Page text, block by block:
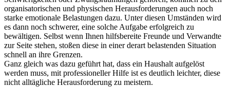
organisatorischen und physischen Herausforderungen auch noch
starke emotionale Belastungen dazu. Unter diesen Umständen wird
es dann noch schwerer, eine solche Aufgabe erfolgreich zu
bewältigen. Selbst wenn Ihnen hilfsbereite Freunde und Verwandte
zur Seite stehen, stoßen diese in einer derart belastenden Situation
schnell an ihre Grenzen.
Ganz gleich was dazu geführt hat, dass ein Haushalt aufgelöst
werden muss, mit professioneller Hilfe ist es deutlich leichter, diese
nicht alltägliche Herausforderung zu meistern.